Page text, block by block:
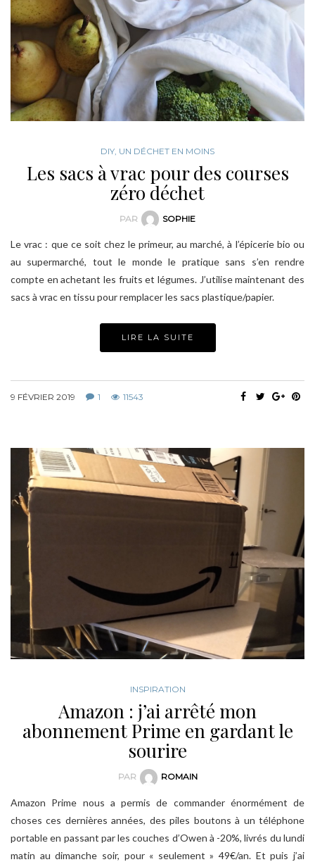
DIY, UN DÉCHET EN MOINS
Les sacs à vrac pour des courses
zéro déchet
PAR SOPHIE
Le vrac : que ce soit chez le primeur, au marché, à l’épicerie bio ou
au supermarché, tout le monde le pratique sans s’en rendre
compte en achetant les fruits et légumes. J’utilise maintenant des
sacs à vrac en tissu pour remplacer les sacs plastique/papier.
LIRE LA SUITE
9 FÉVRIER 2019 1 11543
INSPIRATION
Amazon : j’ai arrêté mon
abonnement Prime en gardant le
sourire
PAR ROMAIN
Amazon Prime nous a permis de commander énormément de
choses ces dernières années, des piles boutons à un téléphone
portable en passant par les couches d’Owen à -20%, livrés du lundi
matin au dimanche soir, pour « seulement » 49€/an. Et puis j’ai